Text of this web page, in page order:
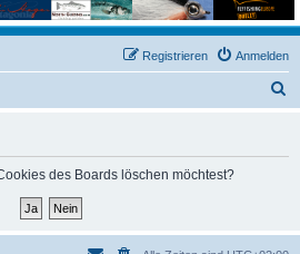
Anmelden
Registrieren
des Boards löschen möchtest?